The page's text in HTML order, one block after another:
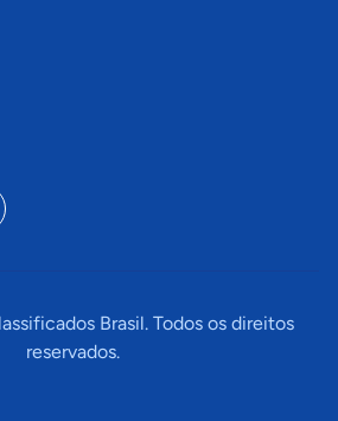
Brasil. Todos os direitos
reservados.